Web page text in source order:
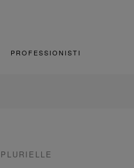
PROFESSIONISTI
PLURIELLE